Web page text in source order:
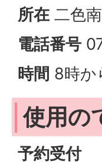
所在 二色
電話番号
時間 8時か
使用の
予約受付